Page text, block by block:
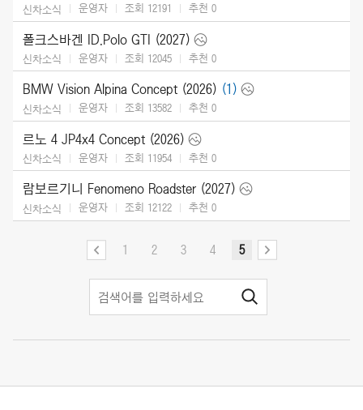
신차소식 운영자 조회 12191 추천 0
폴크스바겐 ID.Polo GTI (2027)
신차소식 운영자 조회 12045 추천 0
BMW Vision Alpina Concept (2026) (1)
신차소식 운영자 조회 13582 추천 0
르노 4 JP4x4 Concept (2026)
신차소식 운영자 조회 11954 추천 0
람보르기니 Fenomeno Roadster (2027)
신차소식 운영자 조회 12122 추천 0
1 2 3 4 5